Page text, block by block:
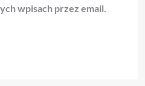
wpisach przez email.